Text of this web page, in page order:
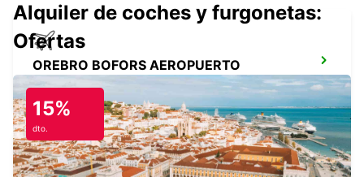
OREBRO BOFORS AEROPUERTO
OREBRO - SWEDEN
Alquiler de coches y furgonetas:
Ofertas
15%
dto.